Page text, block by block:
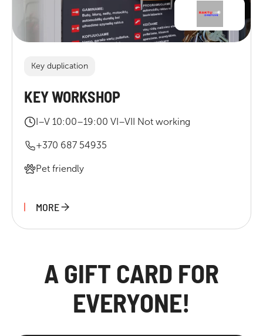
Key duplication
KEY WORKSHOP
I–V 10:00–19:00 VI–VII Not working
+370 687 54935
Pet friendly
MORE
A GIFT CARD FOR
EVERYONE!